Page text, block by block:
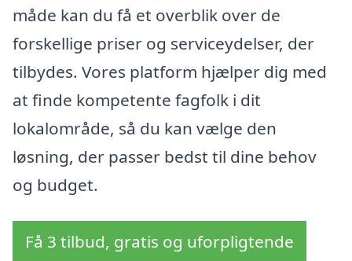
måde kan du få et overblik over de
forskellige priser og serviceydelser, der
tilbydes. Vores platform hjælper dig med
at finde kompetente fagfolk i dit
lokalområde, så du kan vælge den
løsning, der passer bedst til dine behov
og budget.
Få 3 tilbud, gratis og uforpligtende